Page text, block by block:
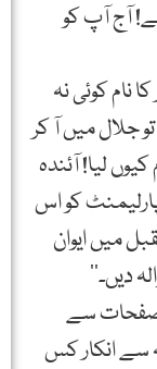
آج آپ کو
نام کوئی نہ
جلال میں آ کر
لیا! آئندہ
کو اس
میں ایوان
دیں۔‘‘
صفحات سے
سے انکار کس